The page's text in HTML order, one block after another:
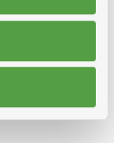
complète
de ventilation